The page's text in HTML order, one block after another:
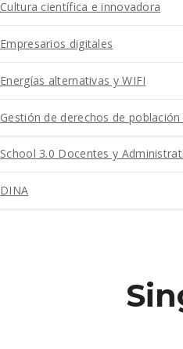
Cultura científica e innovadora
Empresarios digitales
Energías alternativas y WIFI
Gestión de derechos de
School 3.0 Docentes y
DINA